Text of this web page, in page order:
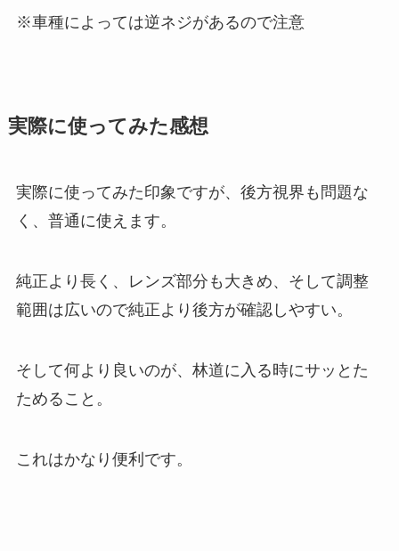
※車種によっては逆ネジがあるので注意
実際に使ってみた感想
実際に使ってみた印象ですが、後方視界も問題な
く、普通に使えます。
純正より長く、レンズ部分も大きめ、そして調整
範囲は広いので純正より後方が確認しやすい。
そして何より良いのが、林道に入る時にサッとた
ためること。
これはかなり便利です。